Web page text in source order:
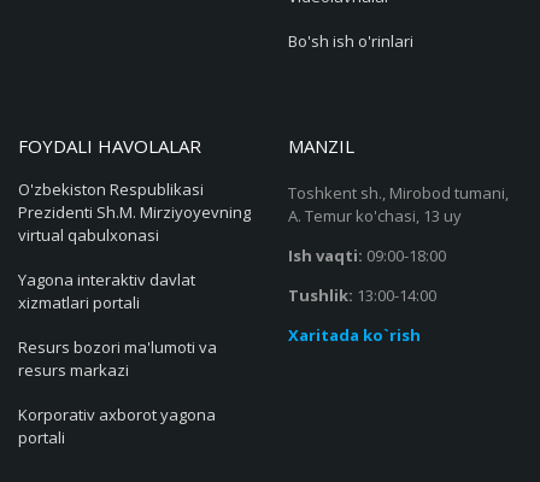
Bo'sh ish o'rinlari
FOYDALI HAVOLALAR
O'zbekiston Respublikasi
Prezidenti Sh.M. Mirziyoyevning
virtual qabulxonasi
Yagona interaktiv davlat
xizmatlari portali
Resurs bozori ma'lumoti va
resurs markazi
Korporativ axborot yagona
portali
MANZIL
Toshkent sh., Mirobod tumani,
A. Temur ko'chasi, 13 uy
Ish vaqti: 09:00-18:00
Tushlik: 13:00-14:00
Xaritada ko`rish